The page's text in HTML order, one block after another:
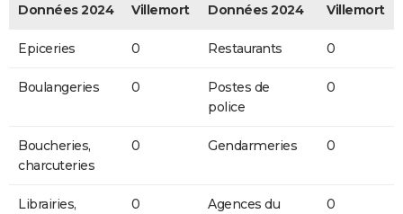
Données 2024 Villemort Données 2024 Villemort
Epiceries 0 Restaurants 0
Boulangeries 0
Postes de
police
0
Boucheries,
charcuteries
0 Gendarmeries 0
Librairies, 0 Agences du 0